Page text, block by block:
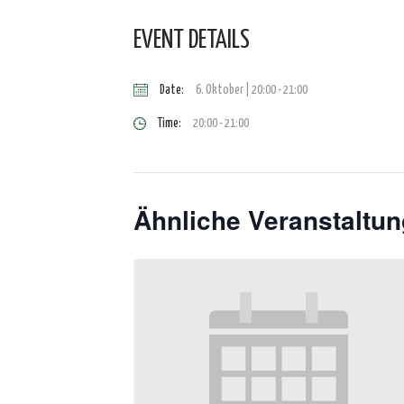
EVENT DETAILS
Date: 6. Oktober | 20:00-21:00
Time: 20:00 - 21:00
Ähnliche